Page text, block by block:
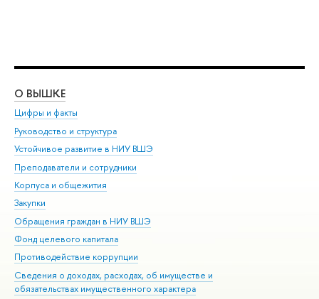
О ВЫШКЕ
Цифры и факты
Руководство и структура
Устойчивое развитие в НИУ ВШЭ
Преподаватели и сотрудники
Корпуса и общежития
Закупки
Обращения граждан в НИУ ВШЭ
Фонд целевого капитала
Противодействие коррупции
Сведения о доходах, расходах, об имуществе и
обязательствах имущественного характера